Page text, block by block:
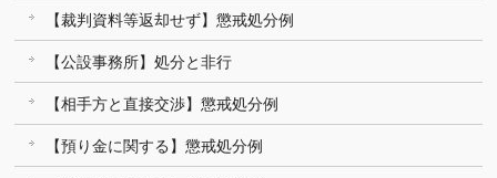
【裁判資料等返却せず】懲戒処分例
【公設事務所】処分と非行
【相手方と直接交渉】懲戒処分例
【預り金に関する】懲戒処分例